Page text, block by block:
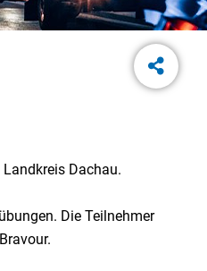
Dachau.
Die Teilnehmer